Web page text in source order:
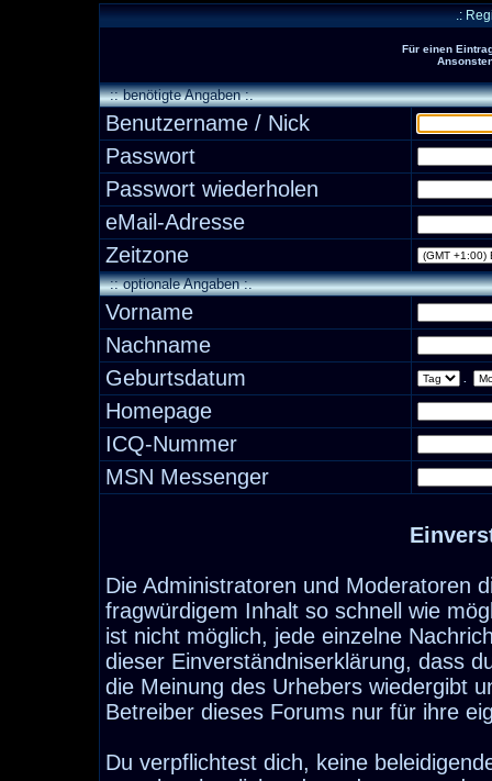
.:
Für einen
:: benötigte Angaben :.
Benutzername / Nick
Passwort
Passwort wiederholen
eMail-Adresse
Zeitzone
:: optionale Angaben :.
Vorname
Nachname
Geburtsdatum
Homepage
ICQ-Nummer
MSN Messenger
Die Administratoren und Moderatoren
fragwürdigem Inhalt so schnell wie
ist nicht möglich, jede einzelne
dieser Einverständniserklärung, dass
die Meinung des Urhebers wiedergibt
Betreiber dieses Forums nur für ihre
Du verpflichtest dich, keine